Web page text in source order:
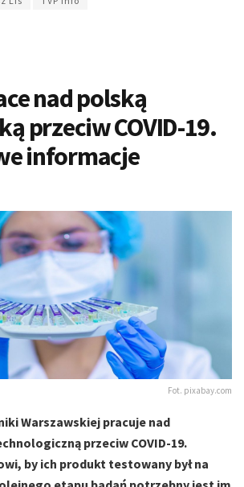
nad polską
przeciw COVID-19.
informacje
Fot. pixabay.com
Warszawskiej pracuje nad
przeciw COVID-19.
by ich produkt testowany był na